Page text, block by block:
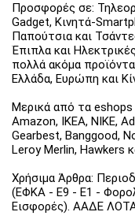
Προσφορές σε:
Gadget, Κινητά-
Παπούτσια και
Έπιπλα και
πολλά ακόμα
Ελλάδα, Ευρώπη και
Μερικά από τα
Amazon, IKEA, NIKE,
Gearbest, Banggood,
Leroy Merlin, Hawkers
Χρήσιμα Άρθρα:
(ΕΦΚΑ - Ε9 - Ε1 -
Εισφορές). ΑΑΔΕ